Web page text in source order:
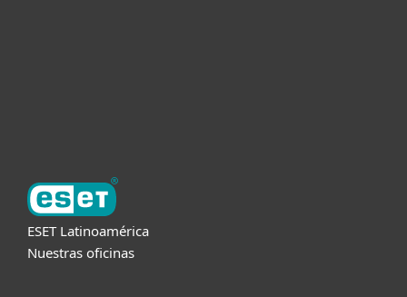
ESET Latinoamérica
Nuestras oficinas